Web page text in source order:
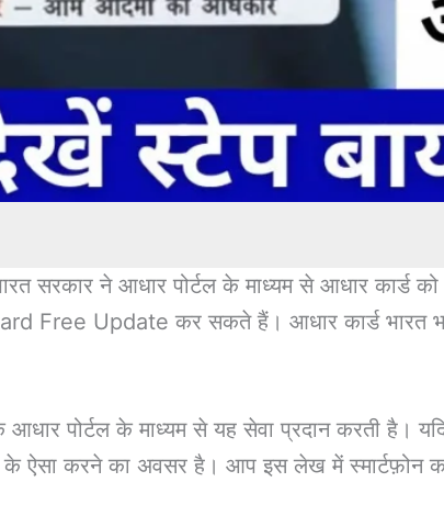
सरकार ने आधार पोर्टल के माध्यम से आधार कार्ड
Update कर सकते हैं। आधार कार्ड भारत भर में
आधार पोर्टल के माध्यम से यह सेवा प्रदान करती
के ऐसा करने का अवसर है। आप इस लेख में